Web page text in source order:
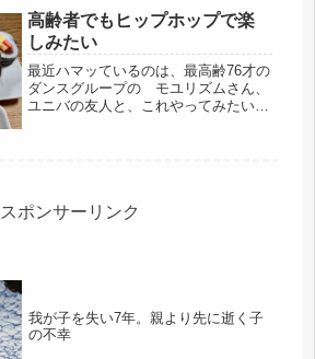
高齢者でもヒップホップで楽
しみたい
最近ハマッているのは、最高齢76才の
ダンスグループの モユリズムさん、
ユニバの友人と、これやってみたいよ
スポンサーリンク
我が子を失い7年。親より先に逝く子
の不幸